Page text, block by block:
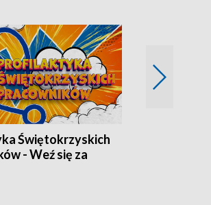
Świętokrzyskich
- Weź się za